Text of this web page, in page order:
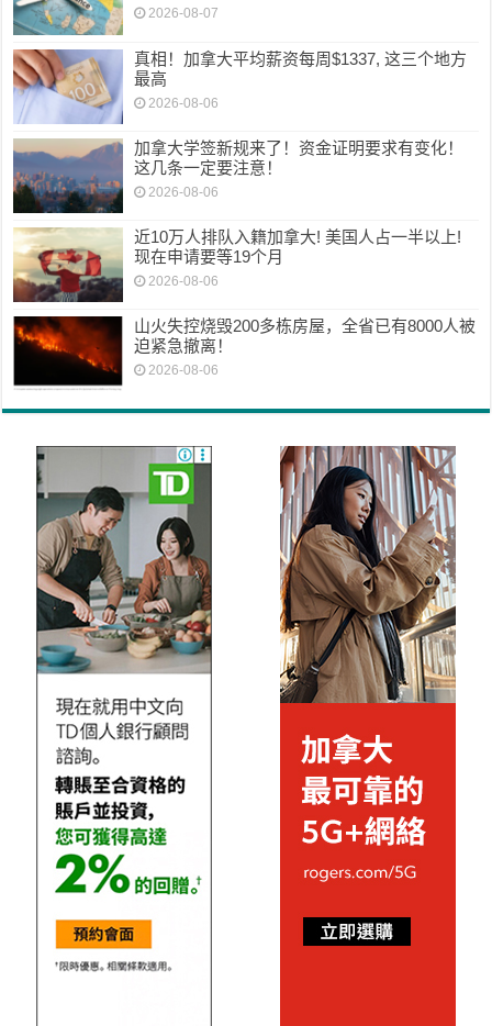
2026-08-07
真相！加拿大平均薪资每周$1337, 这三个地方
最高
2026-08-06
加拿大学签新规来了！资金证明要求有变化！
这几条一定要注意！
2026-08-06
近10万人排队入籍加拿大! 美国人占一半以上!
现在申请要等19个月
2026-08-06
山火失控烧毁200多栋房屋，全省已有8000人被
迫紧急撤离！
2026-08-06